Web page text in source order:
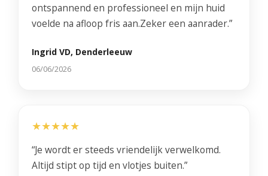
ontspannend en professioneel en mijn huid
voelde na afloop fris aan.Zeker een aanrader.”
Ingrid VD, Denderleeuw
06/06/2026
★★★★★
“Je wordt er steeds vriendelijk verwelkomd.
Altijd stipt op tijd en vlotjes buiten.”